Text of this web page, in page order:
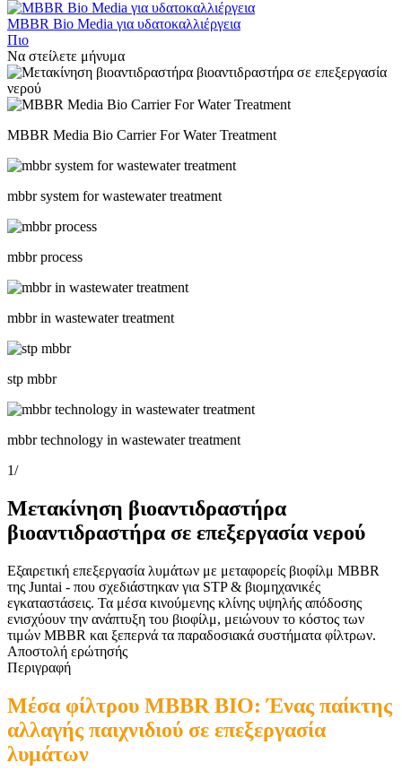
MBBR Bio Media για υδατοκαλλιέργεια
Πιο
Να στείλετε μήνυμα
MBBR Media Bio Carrier For Water Treatment
mbbr system for wastewater treatment
mbbr process
mbbr in wastewater treatment
stp mbbr
mbbr technology in wastewater treatment
1/
Μετακίνηση βιοαντιδραστήρα
βιοαντιδραστήρα σε επεξεργασία νερού
Εξαιρετική επεξεργασία λυμάτων με μεταφορείς βιοφίλμ MBBR
της Juntai - που σχεδιάστηκαν για STP & βιομηχανικές
εγκαταστάσεις. Τα μέσα κινούμενης κλίνης υψηλής απόδοσης
ενισχύουν την ανάπτυξη του βιοφίλμ, μειώνουν το κόστος των
τιμών MBBR και ξεπερνά τα παραδοσιακά συστήματα φίλτρων.
Αποστολή ερώτησής
Περιγραφή
Μέσα φίλτρου MBBR BIO: Ένας παίκτης
αλλαγής παιχνιδιού σε επεξεργασία
λυμάτων